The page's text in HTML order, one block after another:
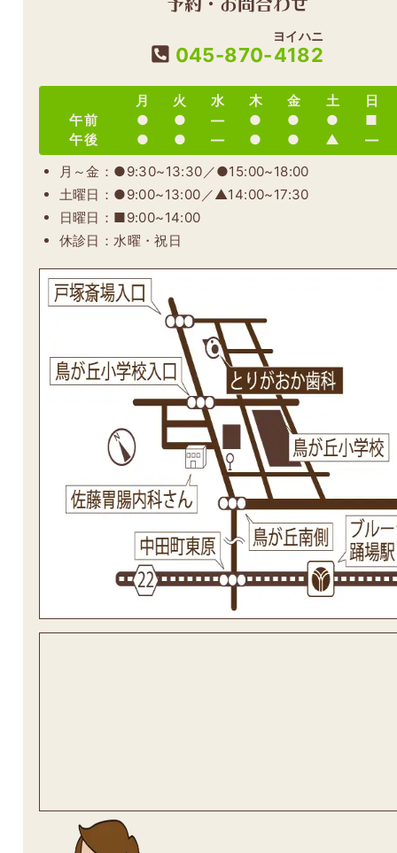
045-870-4182
ヨイハニ
月 火 水 木 金 土
日
午前
● ● ― ● ● ●
■
午後
● ● ― ● ● ▲
―
月～金：●9:30~13:30／●15:00~18:00
土曜日：●9:00~13:00／▲14:00~17:30
日曜日：■9:00~14:00
休診日：水曜・祝日